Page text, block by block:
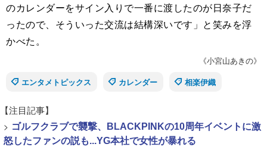
のカレンダーをサイン入りで一番に渡したのが日奈子だ
ったので、そういった交流は結構深いです」と笑みを浮
かべた。
《小宮山あきの》
エンタメトピックス
カレンダー 相楽伊織
【注目記事】
> ゴルフクラブで襲撃、BLACKPINKの10周年イベントに激
怒したファンの説も...YG本社で女性が暴れる